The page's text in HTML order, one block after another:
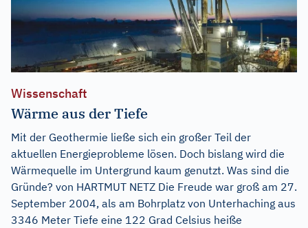
Wissenschaft
Wärme aus der Tiefe
Mit der Geothermie ließe sich ein großer Teil der
aktuellen Energieprobleme lösen. Doch bislang wird die
Wärmequelle im Untergrund kaum genutzt. Was sind die
Gründe? von HARTMUT NETZ Die Freude war groß am 27.
September 2004, als am Bohrplatz von Unterhaching aus
3346 Meter Tiefe eine 122 Grad Celsius heiße